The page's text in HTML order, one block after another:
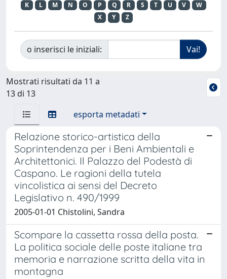
K
L M N O P Q R S T U V
W
X
Y Z
o inserisci le iniziali:
Mostrati risultati da 11 a
13 di 13
esporta metadati
Relazione storico-artistica della
Soprintendenza per i Beni Ambientali e
Architettonici. Il Palazzo del Podestà di
Caspano. Le ragioni della tutela
vincolistica ai sensi del Decreto
Legislativo n. 490/1999
2005-01-01 Chistolini, Sandra
Scompare la cassetta rossa della posta.
La politica sociale delle poste italiane tra
memoria e narrazione scritta della vita in
montagna